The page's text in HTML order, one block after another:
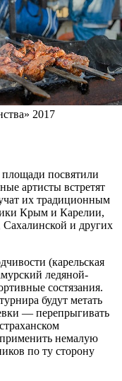
2017
посвятили
артисты встретят
их традиционным
Крым и Карелии,
и других
(карельская
ледяной-
состязания.
будут метать
— перепрыгивать
немалую
по ту сторону